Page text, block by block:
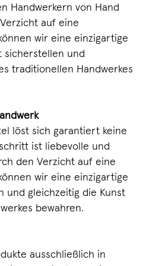
Handwerkern von Hand
auf eine
wir eine einzigartige
sicherstellen und
traditionellen Handwerkes
löst sich garantiert keine
ist liebevolle und
den Verzicht auf eine
wir eine einzigartige
und gleichzeitig die Kunst
bewahren.
ausschließlich in